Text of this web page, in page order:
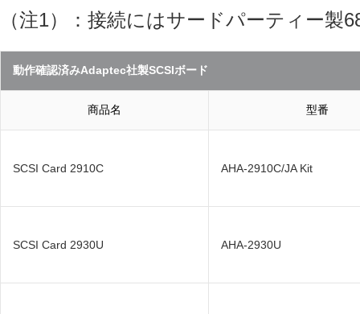
（注1）：接続にはサードパーティー製
動作確認済みAdaptec社製SCSIボード
商品名 型番
SCSI Card 2910C AHA-2910C/JA Kit
SCSI Card 2930U AHA-2930U